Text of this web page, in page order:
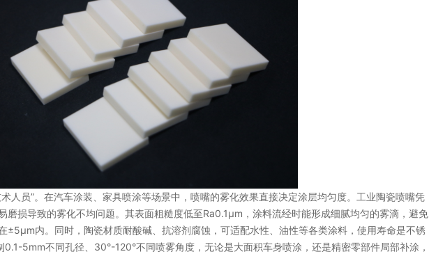
人员”。在汽车涂装、家具喷涂等场景中，喷嘴的雾化效果直接决定涂层均匀度。工业陶瓷喷嘴凭
磨损导致的雾化不均问题。其表面粗糙度低至Ra0.1μm，涂料流经时能形成细腻均匀的雾滴，避免
±5μm内。同时，陶瓷材质耐酸碱、抗溶剂腐蚀，可适配水性、油性等各类涂料，使用寿命是不锈
5mm不同孔径、30°-120°不同喷雾角度，无论是大面积车身喷涂，还是精密零部件局部补涂，